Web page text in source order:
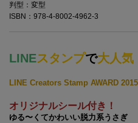
判型：変型
ISBN：978-4-8002-4962-3
LINEスタンプで大人気
LINE Creators Stamp AWARD 2015
オリジナルシール付き！
ゆる〜くてかわいい脱力系うさぎ